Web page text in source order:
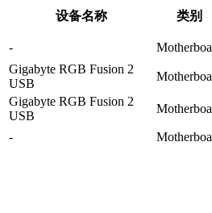
设备名称
类别
-
Gigabyte RGB Fusion 2
USB
Gigabyte RGB Fusion 2
USB
-